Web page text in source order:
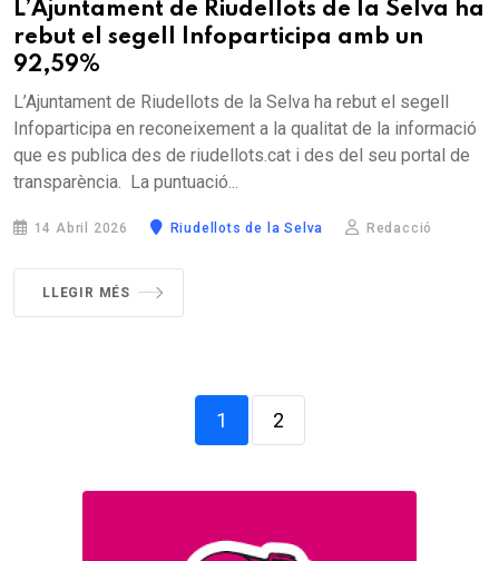
L’Ajuntament de Riudellots de la Selva ha
rebut el segell Infoparticipa amb un
92,59%
L’Ajuntament de Riudellots de la Selva ha rebut el segell
Infoparticipa en reconeixement a la qualitat de la informació
que es publica des de riudellots.cat i des del seu portal de
transparència. La puntuació...
14 Abril 2026 Riudellots de la Selva Redacció
LLEGIR MÉS
1 2